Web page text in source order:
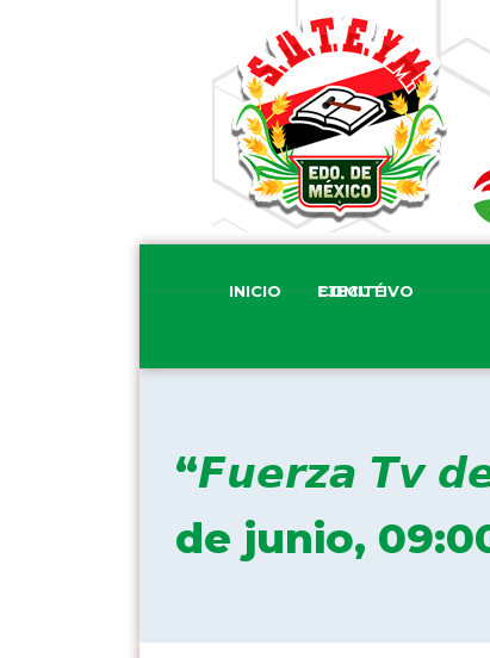
INICIO COMITÉ EJECUTIVO
“𝙁𝙪𝙚𝙧𝙯𝙖 𝙏𝙫
de junio,